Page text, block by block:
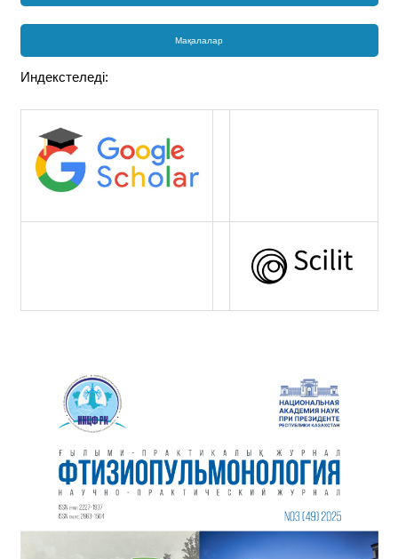
Мақалалар
Индекстеледі: